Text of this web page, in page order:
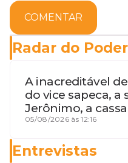
COMENTAR
Radar do Poder
A inacreditável
do vice sapeca, a
Jerônimo, a
desembargadora
05/08/2026 às 12:16
Entrevistas